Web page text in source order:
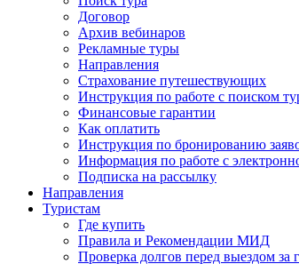
Договор
Архив вебинаров
Рекламные туры
Направления
Страхование путешествующих
Инструкция по работе с поиском
Финансовые гарантии
Как оплатить
Инструкция по бронированию
Информация по работе с
Подписка на рассылку
Направления
Туристам
Где купить
Правила и Рекомендации МИД
Проверка долгов перед выездом за